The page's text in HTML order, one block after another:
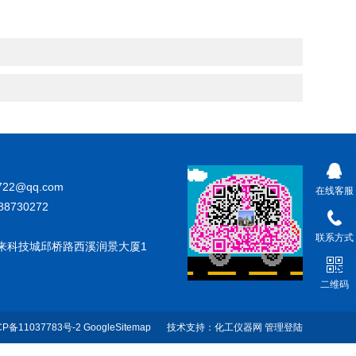
科技城邱桥路西溪润景大厦1
技术支持： 化工仪器网 管理登陆
备11037783号-2 GoogleSitemap
在线客服
联系方式
二维码